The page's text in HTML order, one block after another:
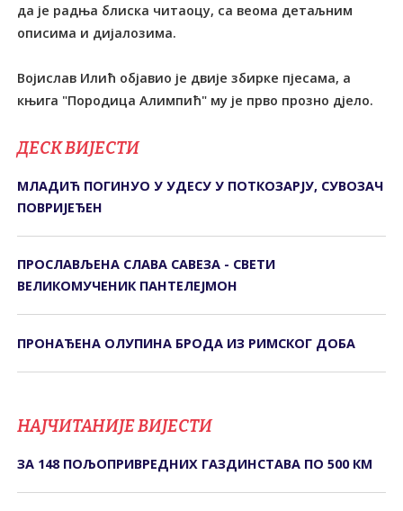
да је радња блиска читаоцу, са веома детаљним
описима и дијалозима.
Војислав Илић објавио је двије збирке пјесама, а
књига "Породица Алимпић" му је прво прозно дјело.
ДЕСК ВИЈЕСТИ
МЛАДИЋ ПОГИНУО У УДЕСУ У ПОТКОЗАРЈУ, СУВОЗАЧ
ПОВРИЈЕЂЕН
ПРОСЛАВЉЕНА СЛАВА САВЕЗА - СВЕТИ
ВЕЛИКОМУЧЕНИК ПАНТЕЛЕЈМОН
ПРОНАЂЕНА ОЛУПИНА БРОДА ИЗ РИМСКОГ ДОБА
НАЈЧИТАНИЈЕ ВИЈЕСТИ
ЗА 148 ПОЉОПРИВРЕДНИХ ГАЗДИНСТАВА ПО 500 КМ